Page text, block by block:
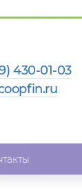
430-01-03